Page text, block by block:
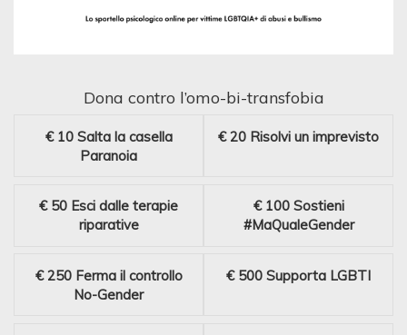
Dona contro l’omo-bi-transfobia
€ 10 Salta la casella
Paranoia
€ 20 Risolvi un imprevisto
€ 50 Esci dalle terapie
riparative
€ 100 Sostieni
#MaQualeGender
€ 250 Ferma il controllo
No-Gender
€ 500 Supporta LGBTI